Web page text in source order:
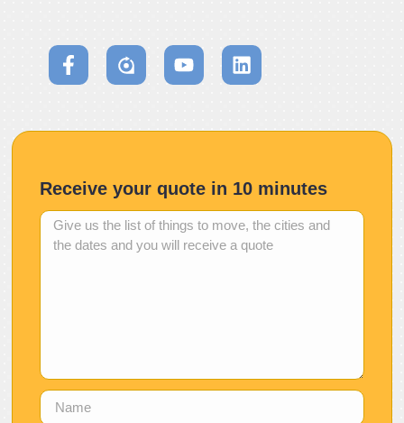
Receive your quote in 10 minutes